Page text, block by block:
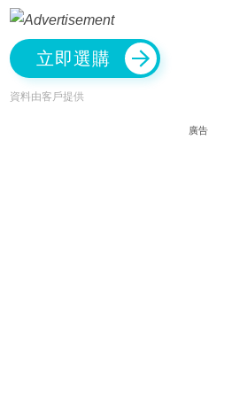
立即選購
資料由客戶提供
廣告